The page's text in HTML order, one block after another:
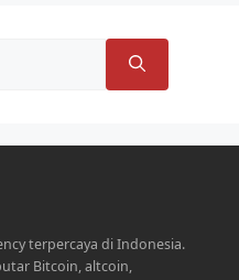
terpercaya di Indonesia.
Bitcoin, altcoin,